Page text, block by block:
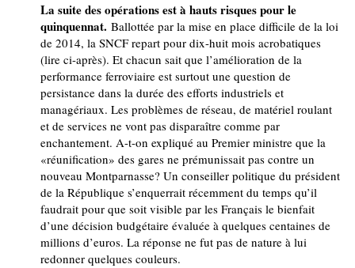
La suite des opérations est à hauts risques pour le
quinquennat. Ballottée par la mise en place difficile de la loi
de 2014, la SNCF repart pour dix-huit mois acrobatiques
(lire ci-après). Et chacun sait que l’amélioration de la
performance ferroviaire est surtout une question de
persistance dans la durée des efforts industriels et
managériaux. Les problèmes de réseau, de matériel roulant
et de services ne vont pas disparaître comme par
enchantement. A-t-on expliqué au Premier ministre que la
«réunification» des gares ne prémunissait pas contre un
nouveau Montparnasse? Un conseiller politique du président
de la République s’enquerrait récemment du temps qu’il
faudrait pour que soit visible par les Français le bienfait
d’une décision budgétaire évaluée à quelques centaines de
millions d’euros. La réponse ne fut pas de nature à lui
redonner quelques couleurs.